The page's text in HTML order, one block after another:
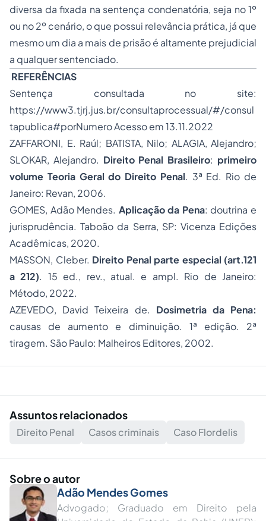
diversa da fixada na sentença condenatória, seja no 1º
ou no 2º cenário, o que possui relevância prática, já que
mesmo um dia a mais de prisão é altamente prejudicial
a qualquer sentenciado.
REFERÊNCIAS
Sentença consultada no site:
https://www3.tjrj.jus.br/consultaprocessual/#/consul
tapublica#porNumeroAcesso em 13.11.2022
ZAFFARONI, E. Raúl; BATISTA, Nilo; ALAGIA, Alejandro;
SLOKAR, Alejandro. Direito Penal Brasileiro: primeiro
volume Teoria Geral do Direito Penal. 3ª Ed. Rio de
Janeiro: Revan, 2006.
GOMES, Adão Mendes. Aplicação da Pena: doutrina e
jurisprudência. Taboão da Serra, SP: Vicenza Edições
Acadêmicas, 2020.
MASSON, Cleber. Direito Penal parte especial (art.121
a 212). 15 ed., rev., atual. e ampl. Rio de Janeiro:
Método, 2022.
AZEVEDO, David Teixeira de. Dosimetria da Pena:
causas de aumento e diminuição. 1ª edição. 2ª
tiragem. São Paulo: Malheiros Editores, 2002.
Assuntos relacionados
Direito Penal Casos criminais Caso Flordelis
Sobre o autor
Adão Mendes Gomes
Advogado; Graduado em Direito pela